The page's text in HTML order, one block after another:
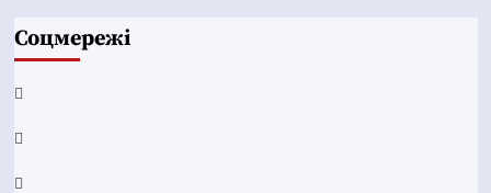
Соцмережі
Facebook
YouTube
Telegram